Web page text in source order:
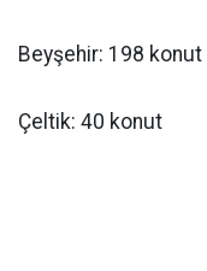
Beyşehir: 198 konut
Çeltik: 40 konut